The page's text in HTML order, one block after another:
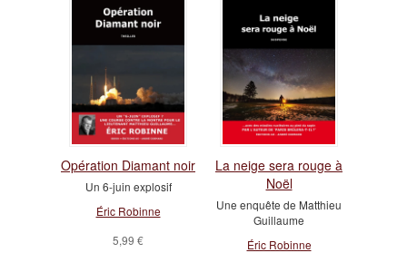
Opération Diamant noir
Un 6-juin explosif
Éric Robinne
5,99 €
La neige sera rouge à
Noël
Une enquête de Matthieu
Guillaume
Éric Robinne